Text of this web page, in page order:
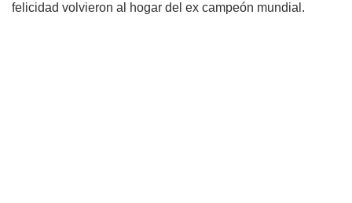
felicidad volvieron al hogar del ex campeón mundial.